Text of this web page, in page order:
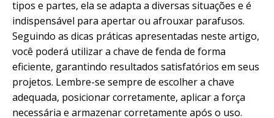
tipos e partes, ela se adapta a diversas situações e é
indispensável para apertar ou afrouxar parafusos.
Seguindo as dicas práticas apresentadas neste artigo,
você poderá utilizar a chave de fenda de forma
eficiente, garantindo resultados satisfatórios em seus
projetos. Lembre-se sempre de escolher a chave
adequada, posicionar corretamente, aplicar a força
necessária e armazenar corretamente após o uso.